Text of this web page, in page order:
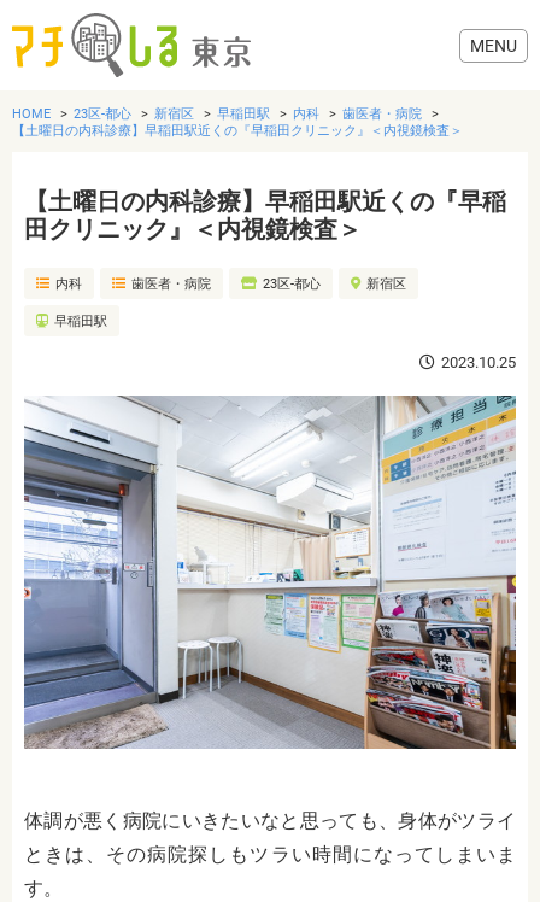
グルメ
美容・健康
おでかけ
生活
HOME 23区-都心 新宿区 早稲田駅 内科
歯医者・病院
【土曜日の内科診療】早稲田駅近くの『早稲田クリニック』＜内視鏡検査＞
【土曜日の内科診療】早稲田駅近くの『早稲
田クリニック』＜内視鏡検査＞
内科 歯医者・病院 23区-都心 新宿区
早稲田駅
2023.10.25
体調が悪く病院にいきたいなと思っても、身体がツライ
ときは、その病院探しもツラい時間になってしまいま
す。